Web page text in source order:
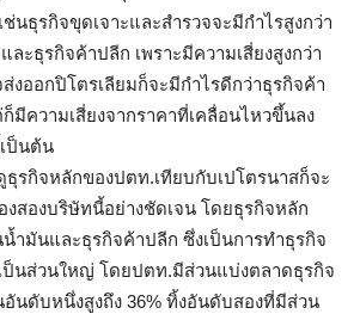
นธุรกิจขุดเจาะและสำรวจจะมีกำไรสูงกว่า
ละธุรกิจค้าปลีก เพราะมีความเสี่ยงสูงกว่า
งออกปิโตรเลียมก็จะมีกำไรดีกว่าธุรกิจค้า
มีความเสี่ยงจากราคาที่เคลื่อนไหวขึ้นลง
ป็นต้น
ธุรกิจหลักของปตท.เทียบกับเปโตรนาสก็จะ
งสองบริษัทนี้อย่างชัดเจน โดยธุรกิจหลัก
ำมันและธุรกิจค้าปลีก ซึ่งเป็นการทำธุรกิจ
ป็นส่วนใหญ่ โดยปตท.มีส่วนแบ่งตลาดธุรกิจ
นดับหนึ่งสูงถึง 36% ทิ้งอันดับสองที่มีส่วน